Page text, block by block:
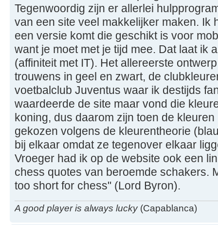
Tegenwoordig zijn er allerlei
van een site veel makkelijker maken. Ik
een versie komt die geschikt is voor
want je moet met je tijd mee. Dat laat ik
(affiniteit met IT). Het allereerste
trouwens in geel en zwart, de
voetbalclub Juventus waar ik destijds
waardeerde de site maar vond die
koning, dus daarom zijn toen de
gekozen volgens de kleurentheorie
bij elkaar omdat ze tegenover elkaar
Vroeger had ik op de website ook een
chess quotes van beroemde schakers.
too short for chess" (Lord Byron).
A good player is always lucky(Capablanca)